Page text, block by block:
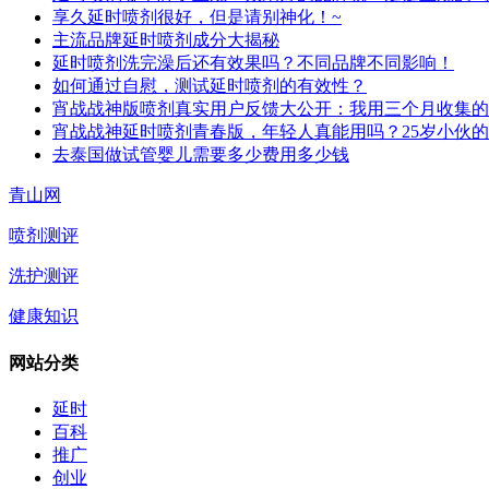
享久延时喷剂很好，但是请别神化！~
主流品牌延时喷剂成分大揭秘
延时喷剂洗完澡后还有效果吗？不同品牌不同影响！
如何通过自慰，测试延时喷剂的有效性？
宵战战神版喷剂真实用户反馈大公开：我用三个月收集
宵战战神延时喷剂青春版，年轻人真能用吗？25岁小伙
去泰国做试管婴儿需要多少费用多少钱
青山网
喷剂测评
洗护测评
健康知识
网站分类
延时
百科
推广
创业